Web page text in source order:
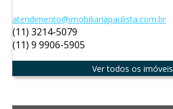
atendimento@imobiliariapaulista.com.br
(11) 3214-5079
(11) 9 9906-5905
Ver todos os imóveis